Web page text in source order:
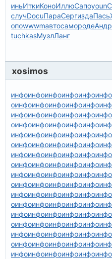
иньИткиКоноИллюСапоyoun
случDocuПараСергиздаПась
опоwwwmавтосамородеАндр
tuchkasМузлЛанг
xosimos
инфоинфоинфоинфоинфоинфо
оинфоинфоинфоинфоинфо
инфоинфоинфоинфоинфоинфо
оинфоинфоинфоинфоинфо
инфоинфоинфоинфоинфоинфо
оинфоинфоинфоинфоинфо
инфоинфоинфоинфоинфоинфо
оинфоинфоинфоинфоинфо
инфоинфоинфоинфоинфоинфо
оинфоинфоинфоинфоинфо
инфоинфоинфоинфоинфоинфо
оинфоинфоинфоинфоинфо
инфоинфоинфоинфоинфоинфо
оинфоинфоинфоинфоинфо
инфоинфоинфоинфоинфоинфо
оинфоинфоинфоинфоинфо
инфоинфоинфоинфоинфоинфо